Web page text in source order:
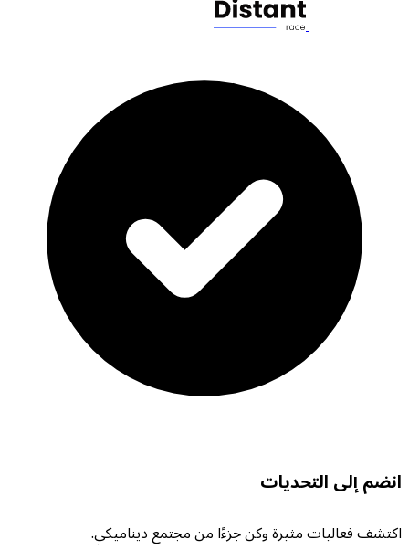
انضم إلى التحديات
اكتشف فعاليات مثيرة وكن جزءًا من مجتمع ديناميكي.